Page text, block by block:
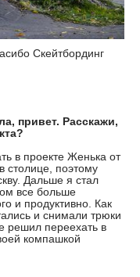
Скейтбординг
привет. Расскажи,
в проекте Женька от
столице, поэтому
Дальше я стал
все больше
и продуктивно. Как
и снимали трюки
решил переехать в
компашкой